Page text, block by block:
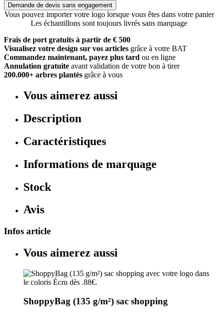
Demande de devis sans engagement
Vous pouvez importer votre logo lorsque vous êtes dans votre panier
Les échantillons sont toujours livrés sans marquage
Frais de port gratuits à partir de € 500
Visualisez votre design sur vos articles grâce à votre BAT
Commandez maintenant, payez plus tard ou en ligne
Annulation gratuite avant validation de votre bon à tirer
200.000+ arbres plantés grâce à vous
Vous aimerez aussi
Description
Caractéristiques
Informations de marquage
Stock
Avis
Infos article
Vous aimerez aussi
ShoppyBag (135 g/m²) sac shopping